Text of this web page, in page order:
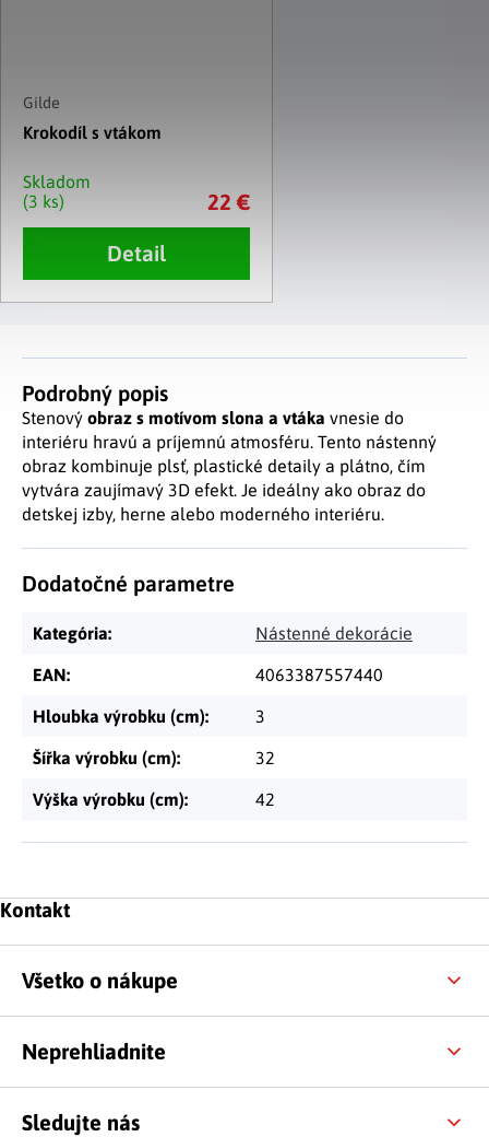
Gilde
Krokodíl s vtákom
Skladom
(3 ks)
22 €
Detail
Podrobný popis
Stenový obraz s motívom slona a vtáka vnesie do
interiéru hravú a príjemnú atmosféru. Tento nástenný
obraz kombinuje plsť, plastické detaily a plátno, čím
vytvára zaujímavý 3D efekt. Je ideálny ako obraz do
detskej izby, herne alebo moderného interiéru.
Dodatočné parametre
Kategória: Nástenné dekorácie
EAN: 4063387557440
Hloubka výrobku (cm): 3
Šířka výrobku (cm): 32
Výška výrobku (cm): 42
Zápätie
Kontakt
Všetko o nákupe
Neprehliadnite
Sledujte nás